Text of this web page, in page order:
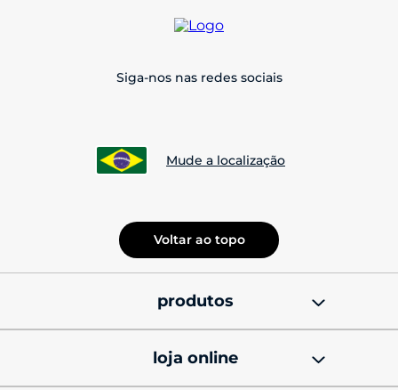
Siga-nos nas redes sociais
Mude a localização
Voltar ao topo
produtos
celulares motorola
loja online